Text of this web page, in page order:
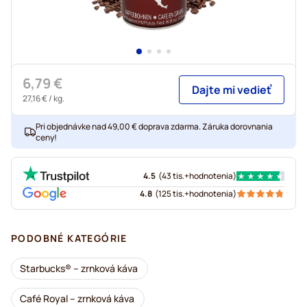
6,79 €
27,16 €/ kg.
Dajte mi vedieť
Pri objednávke nad 49,00 € doprava zdarma. Záruka dorovnania
ceny!
4.5 (43 tis.+hodnotenia)
4.8 (125 tis.+hodnotenia)
PODOBNÉ KATEGÓRIE
Starbucks® – zrnková káva
Café Royal – zrnková káva